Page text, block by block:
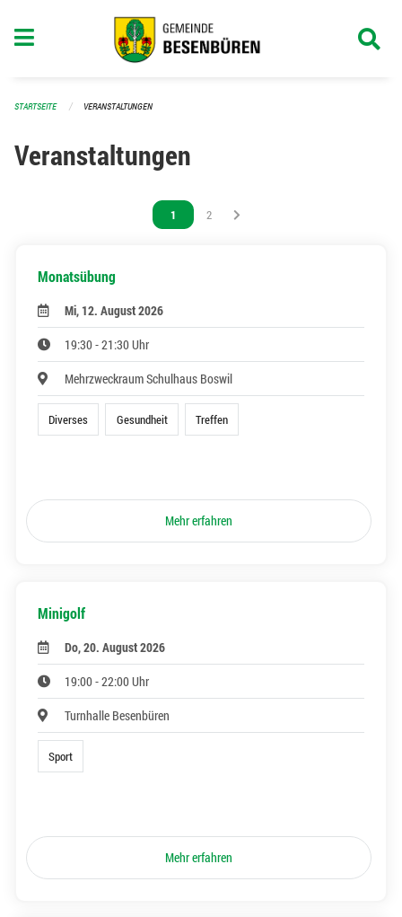
STARTSEITE VERANSTALTUNGEN
Veranstaltungen
Vous êtes sur la page
1 Vous êtes sur la page
2
Monatsübung
Mi, 12. August 2026
19:30 - 21:30 Uhr
Mehrzweckraum Schulhaus Boswil
Diverses Gesundheit Treffen
Mehr erfahren
Minigolf
Do, 20. August 2026
19:00 - 22:00 Uhr
Turnhalle Besenbüren
Sport
Mehr erfahren